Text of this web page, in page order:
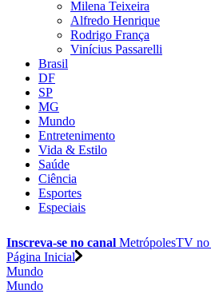
Milena Teixeira
Alfredo Henrique
Rodrigo França
Vinícius Passarelli
Brasil
DF
SP
MG
Mundo
Entretenimento
Vida & Estilo
Saúde
Ciência
Esportes
Especiais
Inscreva-se no canal MetrópolesTV no
Página Inicial
Mundo
Mundo